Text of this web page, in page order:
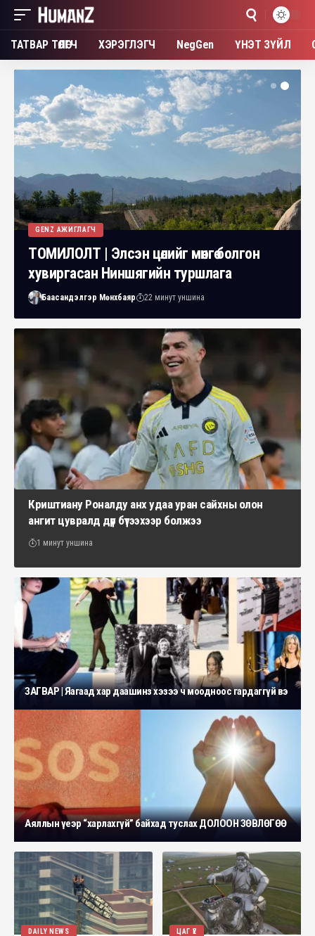
ТАТВАР ТӨЛӨГЧ ХЭРЭГЛЭГЧ NegGen ҮНЭТ ЗҮЙЛ
GENZ АЖИГЛАГЧ
ТОМИЛОЛТ | Элсэн цөлийг мөнгө болгон
хувиргасан Ниншягийн туршлага
Баасандэлгэр Мөнхбаяр 22 минут уншина
Криштиану Роналду анх удаа уран сайхны олон
ангит цувралд дүр бүтээхээр болжээ
1 минут уншина
ЗАГВАР | Яагаад хар даашинз хэзээ ч моодноос гардаггүй вэ
Аяллын үеэр “харлахгүй” байхад туслах ДОЛООН ЗӨВЛӨГӨӨ
DAILY NEWS ЦАГ ҮЕ